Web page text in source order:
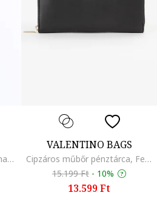
Elyra 18 karátos aranybevonatú nyaklánc medállal, Aranyszín
VALENTINO BAGS
Cipzáros műbőr pénztárca, Fekete
15.199 Ft - 10%
13.599 Ft